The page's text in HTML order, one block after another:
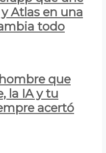
Atlas en una
todo
que
la IA y tu
acertó